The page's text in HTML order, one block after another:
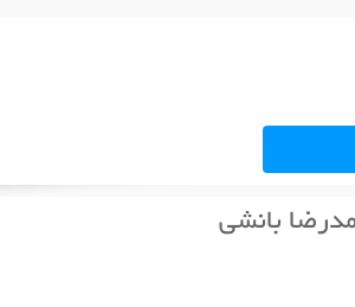
بانشی